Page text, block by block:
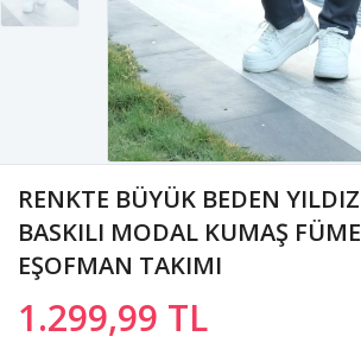
RENKTE BÜYÜK BEDEN YILDIZ
BASKILI MODAL KUMAŞ FÜME
EŞOFMAN TAKIMI
1.299,99 TL